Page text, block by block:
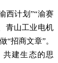
西计划”“渝赛
青山工业电机
“招商文章”。
共建生态的思